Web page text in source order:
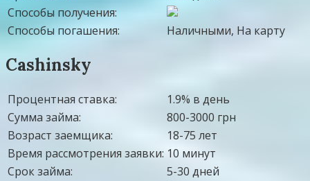
Способы получения:
Способы погашения:
Наличными, На карту
Cashinsky
Процентная ставка:
1.9% в день
Сумма займа:
800-3000 грн
Возраст заемщика:
18-75 лет
Время рассмотрения заявки: 10 минут
Срок займа:
5-30 дней